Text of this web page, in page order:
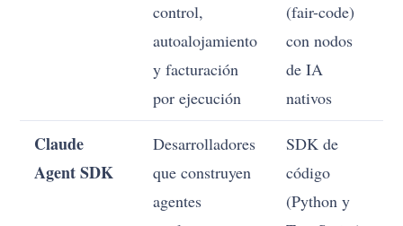
control,
autoalojamiento
y facturación
por ejecución
(fair-code)
con nodos
de IA
nativos
Claude
Agent SDK
Desarrolladores
que construyen
agentes
SDK de
código
(Python y